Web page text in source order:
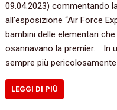
09.04.2023) commentando
all’esposizione “Air Force
bambini delle elementari
osannavano la premier. In
sempre più
LEGGI DI PIÙ